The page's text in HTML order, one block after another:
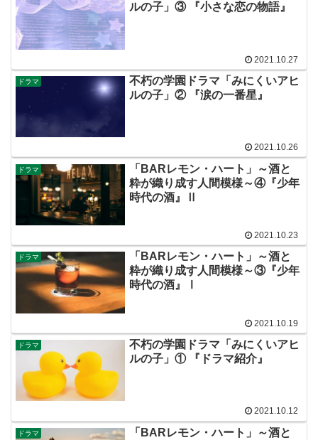
ルの子」③ 『小さな恋の物語』
2021.10.27
ドラマ
不朽の学園ドラマ「みにくいアヒ
ルの子」② 『涙の一番星』
2021.10.26
ドラマ
「BARレモン・ハート」～酒と
粋が織り成す人間模様～④『少年
時代の酒』Ⅱ
2021.10.23
ドラマ
「BARレモン・ハート」～酒と
粋が織り成す人間模様～③『少年
時代の酒』Ⅰ
2021.10.19
ドラマ
不朽の学園ドラマ「みにくいアヒ
ルの子」① 『ドラマ紹介』
2021.10.12
ドラマ
「BARレモン・ハート」～酒と